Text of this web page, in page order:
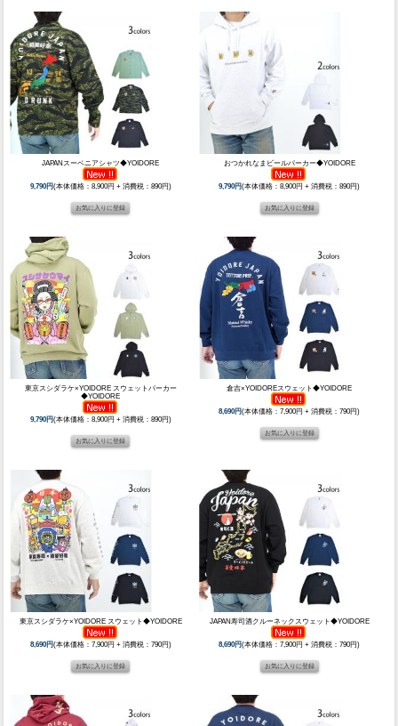
JAPANスーベニアシャツ◆YOIDORE
9,790円(本体価格：8,900円 + 消費税：890円)
おつかれなまビールパーカー◆YOIDORE
9,790円(本体価格：8,900円 + 消費税：890円)
東京スシダラケ×YOIDORE スウェットパーカー
◆YOIDORE
9,790円(本体価格：8,900円 + 消費税：890円)
倉吉×YOIDOREスウェット◆YOIDORE
8,690円(本体価格：7,900円 + 消費税：790円)
東京スシダラケ×YOIDORE スウェット◆YOIDORE
8,690円(本体価格：7,900円 + 消費税：790円)
JAPAN寿司酒クルーネックスウェット◆YOIDORE
8,690円(本体価格：7,900円 + 消費税：790円)